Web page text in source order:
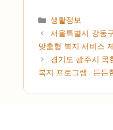
카테고리
생활정보
서울특별시 강동
맞춤형 복지 서비스
경기도 광주시 목
복지 프로그램 | 든든